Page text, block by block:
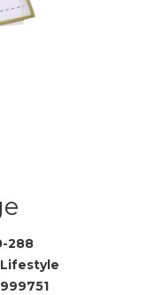
288
Lifestyle